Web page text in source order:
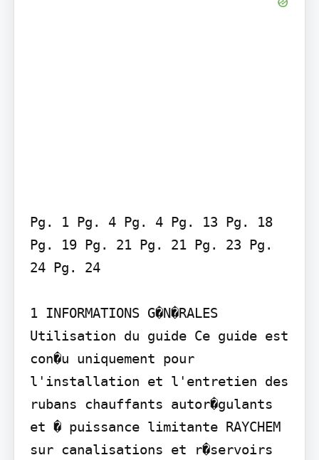
Pg. 1 Pg. 4 Pg. 4 Pg. 13 Pg. 18
Pg. 19 Pg. 21 Pg. 21 Pg. 23 Pg.
24 Pg. 24
1 INFORMATIONS G�N�RALES
Utilisation du guide Ce guide est
con�u uniquement pour
l'installation et l'entretien des
rubans chauffants autor�gulants
et � puissance limitante RAYCHEM
sur canalisations et r�servoirs